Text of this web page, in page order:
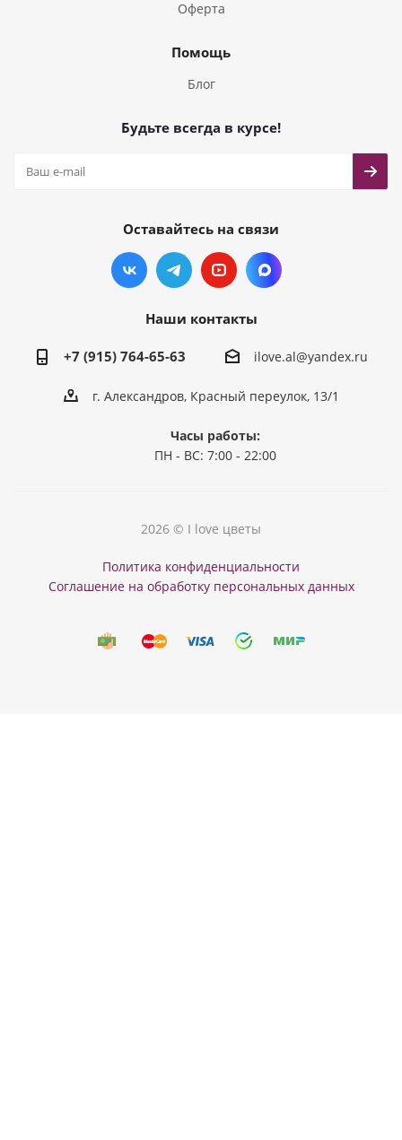
Оферта
Помощь
Блог
Будьте всегда в курсе!
Оставайтесь на связи
Наши контакты
+7 (915) 764-65-63 ilove.al@yandex.ru
г. Александров, Красный переулок, 13/1
Часы работы:
ПН - ВС: 7:00 - 22:00
2026 © I love цветы
Политика конфиденциальности
Соглашение на обработку персональных данных